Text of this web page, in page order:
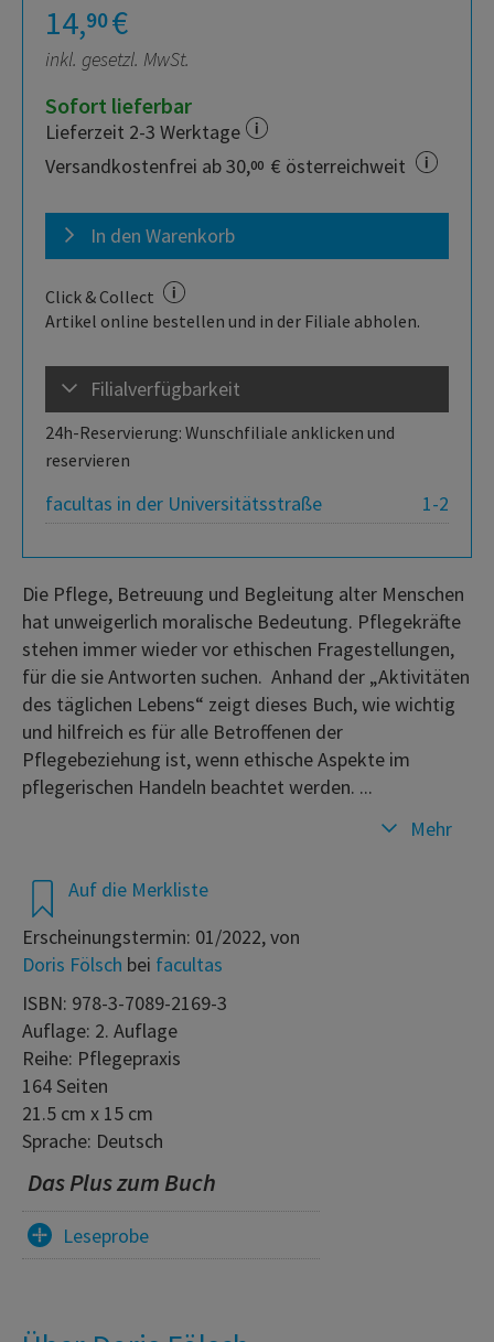
14,90€
inkl. gesetzl. MwSt.
Sofort lieferbar
Lieferzeit 2-3 Werktage
Versandkostenfrei ab 30,00 € österreichweit
In den Warenkorb
Click & Collect
Artikel online bestellen und in der Filiale abholen.
Filialverfügbarkeit
24h-Reservierung: Wunschfiliale anklicken und
reservieren
1-2
facultas in der Universitätsstraße
Auf die Merkliste
Erscheinungstermin: 01/2022, von
Doris Fölsch bei facultas
ISBN: 978-3-7089-2169-3
Auflage: 2. Auflage
Reihe: Pflegepraxis
164 Seiten
21.5 cm x 15 cm
Sprache: Deutsch
Das Plus zum Buch
Leseprobe
Die Pflege, Betreuung und Begleitung alter Menschen
hat unweigerlich moralische Bedeutung. Pflegekräfte
stehen immer wieder vor ethischen Fragestellungen,
für die sie Antworten suchen. Anhand der „Aktivitäten
des täglichen Lebens“ zeigt dieses Buch, wie wichtig
und hilfreich es für alle Betroffenen der
Pflegebeziehung ist, wenn ethische Aspekte im
pflegerischen Handeln beachtet werden. ...
Mehr